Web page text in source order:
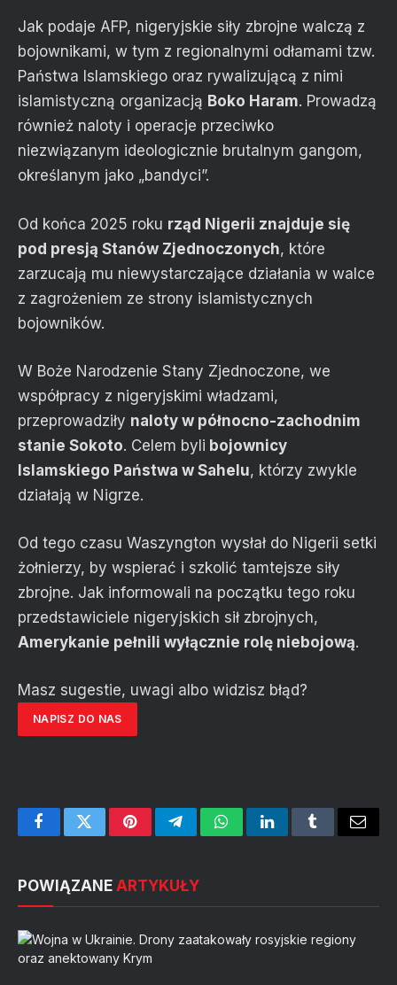
Jak podaje AFP, nigeryjskie siły zbrojne walczą z
bojownikami, w tym z regionalnymi odłamami tzw.
Państwa Islamskiego oraz rywalizującą z nimi
islamistyczną organizacją Boko Haram. Prowadzą
również naloty i operacje przeciwko
niezwiązanym ideologicznie brutalnym gangom,
określanym jako „bandyci”.
Od końca 2025 roku rząd Nigerii znajduje się
pod presją Stanów Zjednoczonych, które
zarzucają mu niewystarczające działania w walce
z zagrożeniem ze strony islamistycznych
bojowników.
W Boże Narodzenie Stany Zjednoczone, we
współpracy z nigeryjskimi władzami,
przeprowadziły naloty w północno-zachodnim
stanie Sokoto. Celem byli bojownicy
Islamskiego Państwa w Sahelu, którzy zwykle
działają w Nigrze.
Od tego czasu Waszyngton wysłał do Nigerii setki
żołnierzy, by wspierać i szkolić tamtejsze siły
zbrojne. Jak informowali na początku tego roku
przedstawiciele nigeryjskich sił zbrojnych,
Amerykanie pełnili wyłącznie rolę niebojową.
Masz sugestie, uwagi albo widzisz błąd?
NAPISZ DO NAS
FacebookTwitterPinterestTelegramWhatsAppLinkedInTumblrEmail
POWIĄZANE ARTYKUŁY